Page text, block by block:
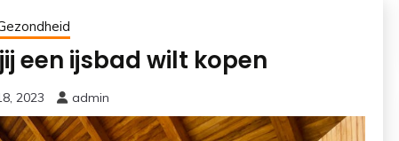
een ijsbad wilt kopen
2023 admin